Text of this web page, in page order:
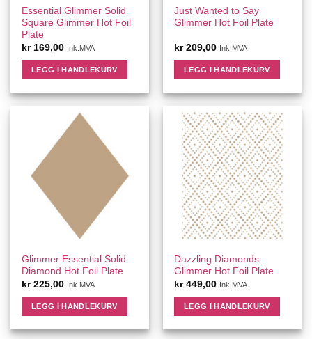
Essential Glimmer Solid
Square Glimmer Hot Foil
Plate
kr169,00 Ink.MVA
LEGG I HANDLEKURV
Just Wanted to Say
Glimmer Hot Foil Plate
kr209,00 Ink.MVA
LEGG I HANDLEKURV
Glimmer Essential Solid
Diamond Hot Foil Plate
kr225,00 Ink.MVA
LEGG I HANDLEKURV
Dazzling Diamonds
Glimmer Hot Foil Plate
kr449,00 Ink.MVA
LEGG I HANDLEKURV